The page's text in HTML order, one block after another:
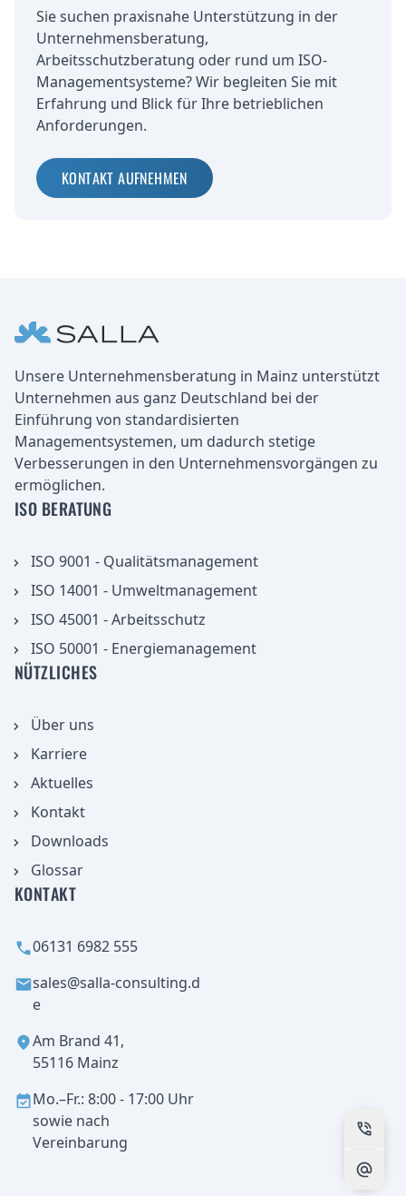
Sie suchen praxisnahe Unterstützung in der
Unternehmensberatung,
Arbeitsschutzberatung oder rund um ISO-
Managementsysteme? Wir begleiten Sie mit
Erfahrung und Blick für Ihre betrieblichen
Anforderungen.
KONTAKT AUFNEHMEN
Unternehmen
Unsere Unternehmensberatung in Mainz unterstützt
Unternehmen aus ganz Deutschland bei der
Einführung von standardisierten
Managementsystemen, um dadurch stetige
Verbesserungen in den Unternehmensvorgängen zu
ermöglichen.
ISO BERATUNG
ISO 9001 - Qualitätsmanagement
ISO 14001 - Umweltmanagement
ISO 45001 - Arbeitsschutz
ISO 50001 - Energiemanagement
NÜTZLICHES
Über uns
Karriere
Aktuelles
Kontaktaufnehmen
Downloads
Glossar
KONTAKT
06131 6982 555
sales@salla-consulting.d
e
Am Brand 41,
55116 Mainz
Mo.–Fr.: 8:00 - 17:00 Uhr
sowie nach
Vereinbarung